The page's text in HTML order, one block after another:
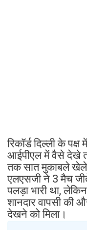
रिकॉर्ड दिल्ली के पक्ष में
आईपीएल में वैसे देखे
तक सात मुकाबले खेले
एलएसजी ने 3 मैच
पलड़ा भारी था,
शानदार वापसी की
देखने को मिला।